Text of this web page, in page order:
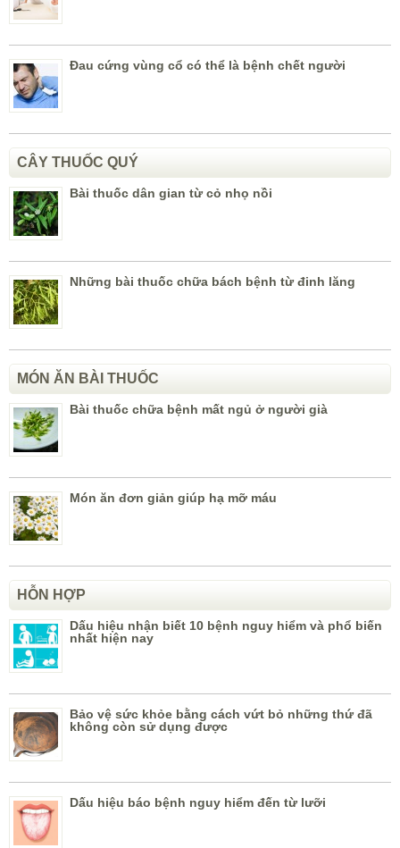
Đau cứng vùng cổ có thể là bệnh chết người
CÂY THUỐC QUÝ
Bài thuốc dân gian từ cỏ nhọ nồi
Những bài thuốc chữa bách bệnh từ đinh lăng
MÓN ĂN BÀI THUỐC
Bài thuốc chữa bệnh mất ngủ ở người già
Món ăn đơn giản giúp hạ mỡ máu
HỖN HỢP
Dấu hiệu nhận biết 10 bệnh nguy hiểm và phổ biến
nhất hiện nay
Bảo vệ sức khỏe bằng cách vứt bỏ những thứ đã
không còn sử dụng được
Dấu hiệu báo bệnh nguy hiểm đến từ lưỡi